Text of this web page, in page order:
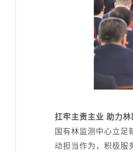
扛牢主责主业 助力林
国有林监测中心立足
动担当作为，积极服